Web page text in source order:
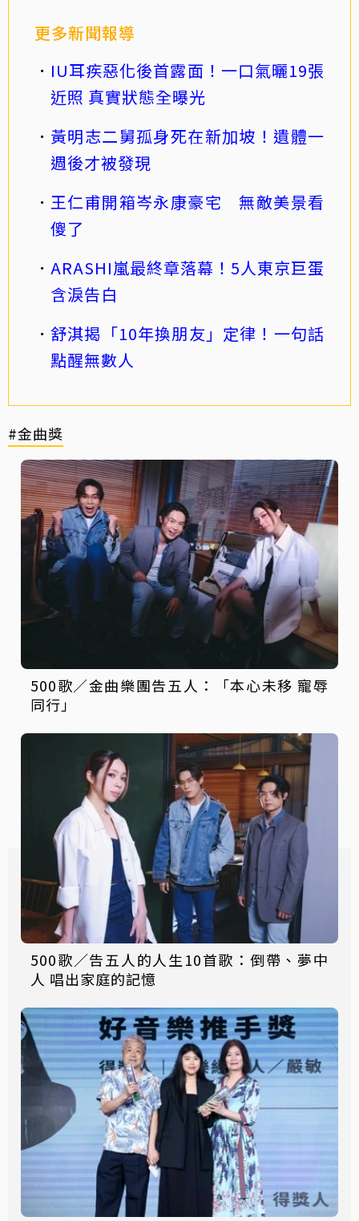
更多新聞報導
IU耳疾惡化後首露面！一口氣曬19張
近照 真實狀態全曝光
黃明志二舅孤身死在新加坡！遺體一
週後才被發現
王仁甫開箱岑永康豪宅 無敵美景看
傻了
ARASHI嵐最終章落幕！5人東京巨蛋
含淚告白
舒淇揭「10年換朋友」定律！一句話
點醒無數人
#金曲獎
500歌／金曲樂團告五人：「本心未移 寵辱
同行」
500歌／告五人的人生10首歌：倒帶、夢中
人 唱出家庭的記憶